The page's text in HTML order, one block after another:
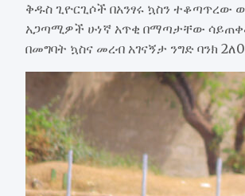
ቅዱስ ጊዮርጊሶች በአንፃሩ ኳስን ተቆጣጥረው
አጋጣሚዎች ሁነኛ አጥቂ በማጣታቸው
በመግባት ኳስና መረብ አገናኝታ ንግድ ባንክ